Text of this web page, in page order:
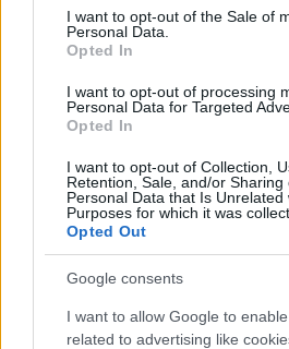
consent section.
I want to opt-out of the Sale of
Personal Data.
Opted In
I want to opt-out of processing
Personal Data for Targeted
Opted In
I want to opt-out of Collection,
Retention, Sale, and/or Sharing
Personal Data that Is Unrelated
Purposes for which it was
Opted Out
Google consents
I want to allow Google to
related to advertising like
Continua a leggere
SNOWBOARD